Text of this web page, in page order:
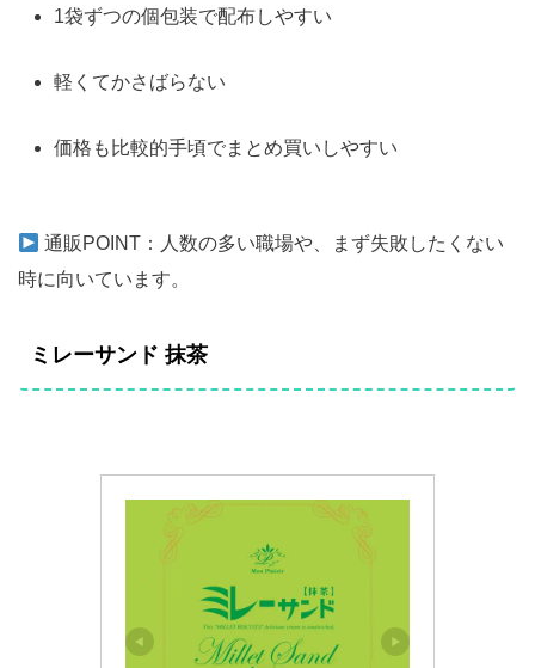
1袋ずつの個包装で配布しやすい
軽くてかさばらない
価格も比較的手頃でまとめ買いしやすい
通販POINT：人数の多い職場や、まず失敗したくない
時に向いています。
ミレーサンド 抹茶